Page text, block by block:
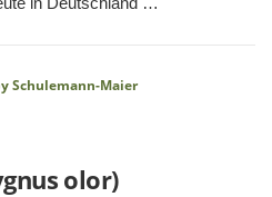
olor)